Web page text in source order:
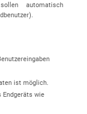
automatisch
ist möglich.
Endgeräts wie